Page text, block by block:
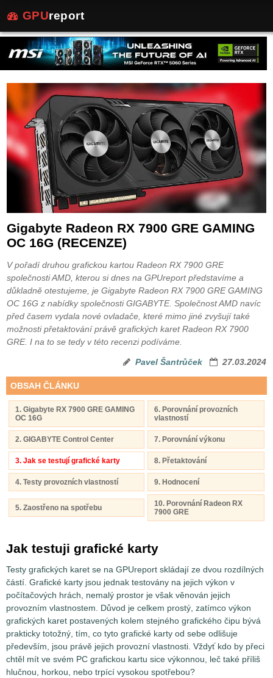
GPUreport
Gigabyte Radeon RX 7900 GRE GAMING
OC 16G (RECENZE)
V pořadí druhou grafickou kartou Radeon RX 7900 GRE
společnosti AMD, kterou si dnes na GPUreport představíme a
důkladně otestujeme, je Gigabyte Radeon RX 7900 GRE GAMING
OC 16G z nabídky společnosti GIGABYTE. Společnost AMD navíc
před časem vydala nové ovladače, které mimo jiné zvyšují také
možnosti přetaktování právě grafických karet Radeon RX 7900
GRE. I na to se tedy v této recenzi podíváme.
Pavel Šantrůček 27.03.2024
OBSAH ČLÁNKU
1. Gigabyte RX 7900 GRE GAMING
OC 16G
6. Porovnání provozních
vlastností
2. GIGABYTE Control Center 7. Porovnání výkonu
3. Jak se testují grafické karty 8. Přetaktování
4. Testy provozních vlastností 9. Hodnocení
5. Zaostřeno na spotřebu
10. Porovnání Radeon RX
7900 GRE
Jak testuji grafické karty
Testy grafických karet se na GPUreport skládají ze dvou rozdílných
částí. Grafické karty jsou jednak testovány na jejich výkon v
počítačových hrách, nemalý prostor je však věnován jejich
provozním vlastnostem. Důvod je celkem prostý, zatímco výkon
grafických karet postavených kolem stejného grafického čipu bývá
prakticky totožný, tím, co tyto grafické karty od sebe odlišuje
především, jsou právě jejich provozní vlastnosti. Vždyť kdo by přeci
chtěl mít ve svém PC grafickou kartu sice výkonnou, leč také příliš
hlučnou, horkou, nebo trpící vysokou spotřebou?